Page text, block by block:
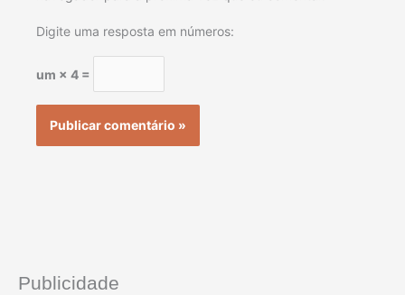
Digite uma resposta em números:
um × 4 =
Publicidade